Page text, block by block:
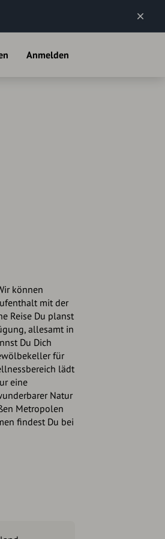
Anmelden
können
mit der
Reise Du planst
allesamt in
Du Dich
für
lädt
eine
Natur
Metropolen
findest Du bei